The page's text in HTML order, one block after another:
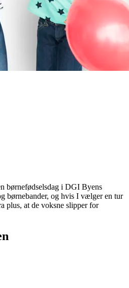
børnefødselsdag i DGI Byens
børnebander, og hvis I vælger en tur
plus, at de voksne slipper for